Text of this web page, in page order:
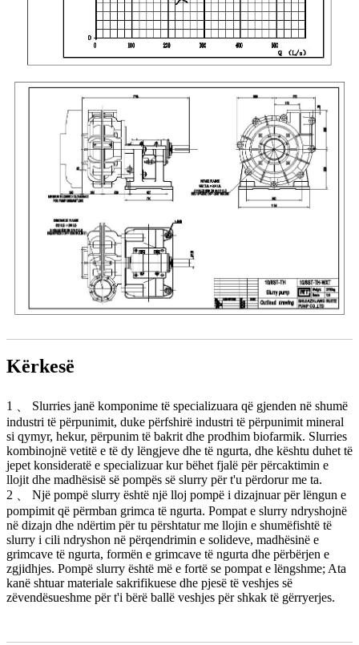
Kërkesë
1 、 Slurries janë komponime të specializuara që gjenden në shumë
industri të përpunimit, duke përfshirë industri të përpunimit mineral
si qymyr, hekur, përpunim të bakrit dhe prodhim biofarmik. Slurries
kombinojnë vetitë e të dy lëngjeve dhe të ngurta, dhe kështu duhet të
jepet konsideratë e specializuar kur bëhet fjalë për përcaktimin e
llojit dhe madhësisë së pompës së slurry për t'u përdorur me ta.
2 、 Një pompë slurry është një lloj pompë i dizajnuar për lëngun e
pompimit që përmban grimca të ngurta. Pompat e slurry ndryshojnë
në dizajn dhe ndërtim për tu përshtatur me llojin e shumëfishtë të
slurry i cili ndryshon në përqendrimin e solideve, madhësinë e
grimcave të ngurta, formën e grimcave të ngurta dhe përbërjen e
zgjidhjes. Pompë slurry është më e fortë se pompat e lëngshme; Ata
kanë shtuar materiale sakrifikuese dhe pjesë të veshjes së
zëvendësueshme për t'i bërë ballë veshjes për shkak të gërryerjes.